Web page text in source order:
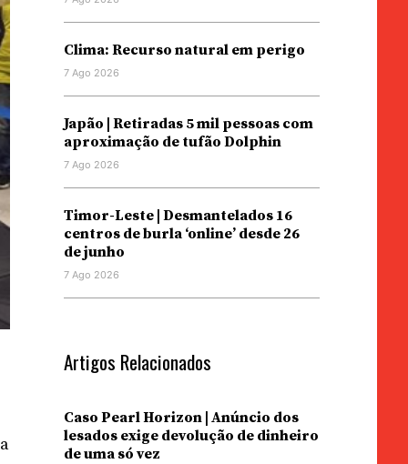
Clima: Recurso natural em perigo
7 Ago 2026
Japão | Retiradas 5 mil pessoas com
aproximação de tufão Dolphin
7 Ago 2026
Timor-Leste | Desmantelados 16
centros de burla ‘online’ desde 26
de junho
7 Ago 2026
Artigos Relacionados
Caso Pearl Horizon | Anúncio dos
lesados exige devolução de dinheiro
de uma só vez